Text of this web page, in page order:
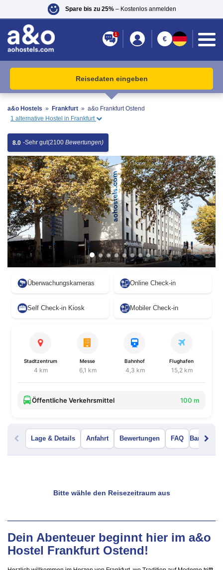
Spare bis zu 25%– Kostenlos anmelden
1
€
Reisedaten eingeben
a&o Hostels » Frankfurt » a&o Frankfurt Ostend
1 alternative Hostel in Frankfurt
8.0 -Sehr gut(2100 Bewertungen)
Überwachungskameras Online Check-in
Self Check-in Kiosk Mobiler Check-in
Stadtzentrum
4 km
Messe
6,1 km
Bahnhof
4,3 km
Flughafen
15,2 km
Öffentliche Verkehrsmittel 100 m
Lage & Details Anfahrt Bewertungen FAQ Bar Menü
Bitte wähle den Reisezeitraum aus
Dein Abenteuer beginnt hier im a&o
Hostel Frankfurt Ostend!